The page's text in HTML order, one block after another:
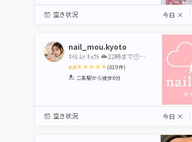
空き状況 今日 ×
nail_mou.kyoto
ﾈｲﾙ ﾑｩ ｷｮｳﾄ 🌥️22時まで🕙スカルプ/フィルイン🉑
4.9
1 2 3 4 5
(619件)
二条駅から徒歩6分
空き状況 今日 ×